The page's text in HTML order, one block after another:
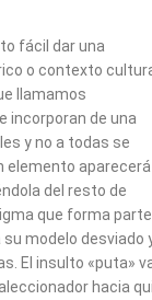
fácil dar una
o contexto
llamamos
incorporan de una
y no a todas se
elemento aparecerá
del resto de
que forma
modelo desviado
El insulto «puta»
hacia